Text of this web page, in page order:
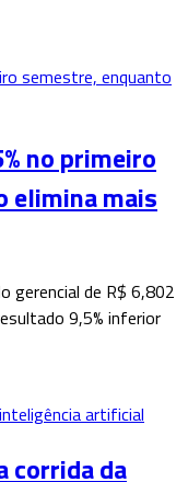
no primeiro
elimina mais
gerencial de R$ 6,802
9,5% inferior
corrida da